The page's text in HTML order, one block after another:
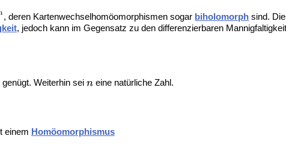
, deren Kartenwechselhomöomorphismen sogar biholomorph sind.
, jedoch kann im Gegensatz zu den differenzierbaren
genügt. Weiterhin sei eine natürliche Zahl.
einem Homöomorphismus